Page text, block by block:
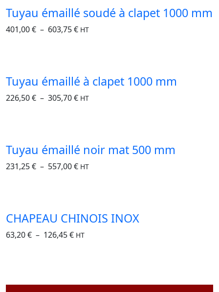
Tuyau émaillé soudé à clapet 1000 mm
401,00€ – 603,75€ HT
Tuyau émaillé à clapet 1000 mm
226,50€ – 305,70€ HT
Tuyau émaillé noir mat 500 mm
231,25€ – 557,00€ HT
CHAPEAU CHINOIS INOX
63,20€ – 126,45€ HT